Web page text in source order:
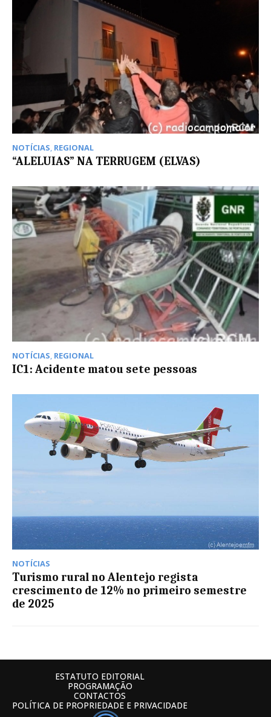
NOTÍCIAS, REGIONAL
“ALELUIAS” NA TERRUGEM (ELVAS)
NOTÍCIAS, REGIONAL
IC1: Acidente matou sete pessoas
NOTÍCIAS
Turismo rural no Alentejo regista
crescimento de 12% no primeiro semestre
de 2025
ESTATUTO EDITORIAL
PROGRAMAÇÃO
CONTACTOS
POLÍTICA DE PROPRIEDADE E PRIVACIDADE